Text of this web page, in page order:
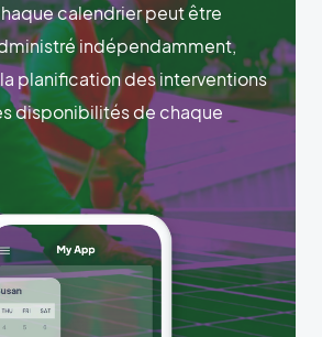
calendrier peut être
indépendamment,
planification des interventions
disponibilités de chaque